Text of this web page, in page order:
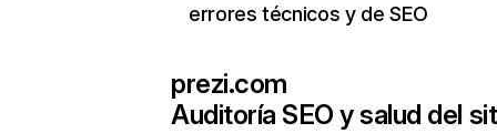
errores técnicos y de SEO
prezi.com
Auditoría SEO y salud del